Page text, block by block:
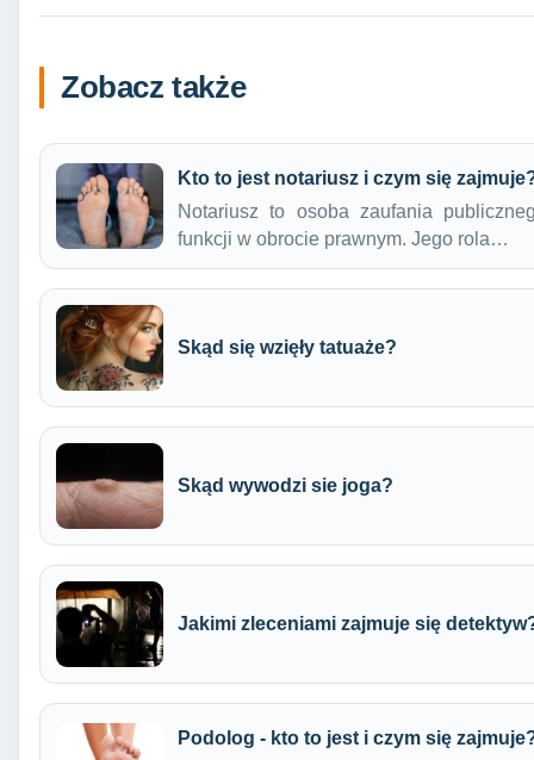
Zobacz także
Kto to jest notariusz i czym się
Notariusz to osoba zaufania
funkcji w obrocie prawnym. Jego rola…
Skąd się wzięły tatuaże?
Skąd wywodzi sie joga?
Jakimi zleceniami zajmuje się
Podolog - kto to jest i czym się